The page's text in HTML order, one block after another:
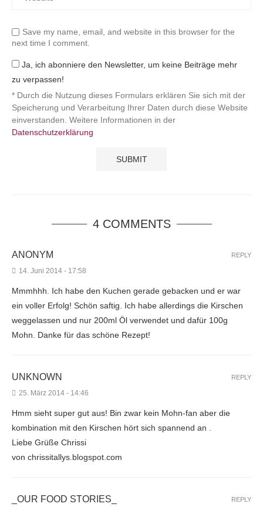
Save my name, email, and website in this browser for the
next time I comment.
Ja, ich abonniere den Newsletter, um keine Beiträge mehr
zu verpassen!
* Durch die Nutzung dieses Formulars erklären Sie sich mit der
Speicherung und Verarbeitung Ihrer Daten durch diese Website
einverstanden. Weitere Informationen in der
Datenschutzerklärung
4 COMMENTS
ANONYM
14. Juni 2014 - 17:58
Mmmhhh. Ich habe den Kuchen gerade gebacken und er war
ein voller Erfolg! Schön saftig. Ich habe allerdings die Kirschen
weggelassen und nur 200ml Öl verwendet und dafür 100g
Mohn. Danke für das schöne Rezept!
REPLY
UNKNOWN
25. März 2014 - 14:46
Hmm sieht super gut aus! Bin zwar kein Mohn-fan aber die
kombination mit den Kirschen hört sich spannend an .
Liebe Grüße Chrissi
von chrissitallys.blogspot.com
REPLY
_OUR FOOD STORIES_ REPLY